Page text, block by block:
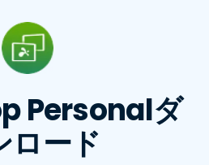
Personalダ
ロード